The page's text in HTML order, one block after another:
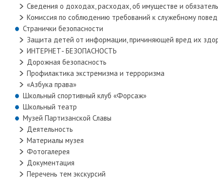
Сведения о доходах, расходах, об имуществе и
Комиссия по соблюдению требований к служебному
Странички безопасности
Защита детей от информации, причиняющей вред их
ИНТЕРНЕТ- БЕЗОПАСНОСТЬ
Дорожная безопасность
Профилактика экстремизма и терроризма
«Азбука права»
Школьный спортивный клуб «Форсаж»
Школьный театр
Музей Партизанской Славы
Деятельность
Материалы музея
Фотогалерея
Документация
Перечень тем экскурсий